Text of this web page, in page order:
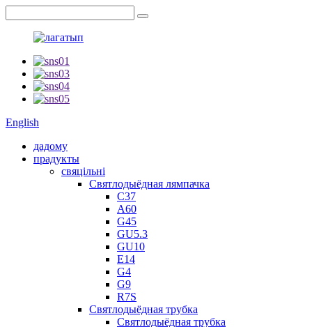
English
дадому
прадукты
свяцільні
Святлодыёдная лямпачка
C37
A60
G45
GU5.3
GU10
E14
G4
G9
R7S
Святлодыёдная трубка
Святлодыёдная трубка